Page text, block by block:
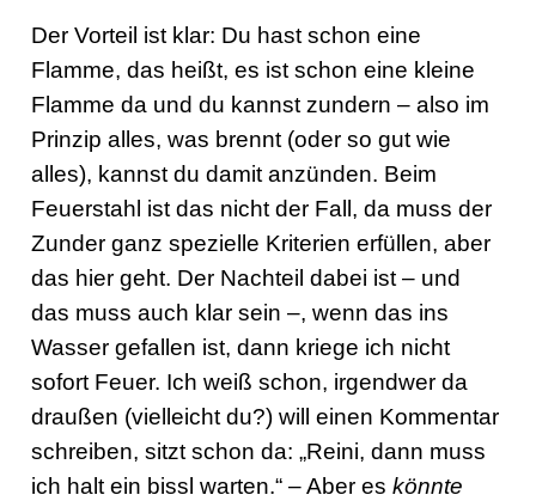
Der Vorteil ist klar: Du hast schon eine
Flamme, das heißt, es ist schon eine kleine
Flamme da und du kannst zundern – also im
Prinzip alles, was brennt (oder so gut wie
alles), kannst du damit anzünden. Beim
Feuerstahl ist das nicht der Fall, da muss der
Zunder ganz spezielle Kriterien erfüllen, aber
das hier geht. Der Nachteil dabei ist – und
das muss auch klar sein –, wenn das ins
Wasser gefallen ist, dann kriege ich nicht
sofort Feuer. Ich weiß schon, irgendwer da
draußen (vielleicht du?) will einen Kommentar
schreiben, sitzt schon da: „Reini, dann muss
ich halt ein bissl warten.“ – Aber eskönnte